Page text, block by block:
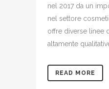
nel 2017 da un
nel settore
offre diverse linee
altamente qualitative
READ MORE